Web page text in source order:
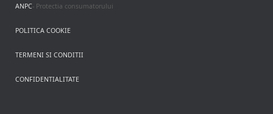
ANPC- Protectia consumatorului
POLITICA COOKIE
TERMENI SI CONDITII
CONFIDENTIALITATE